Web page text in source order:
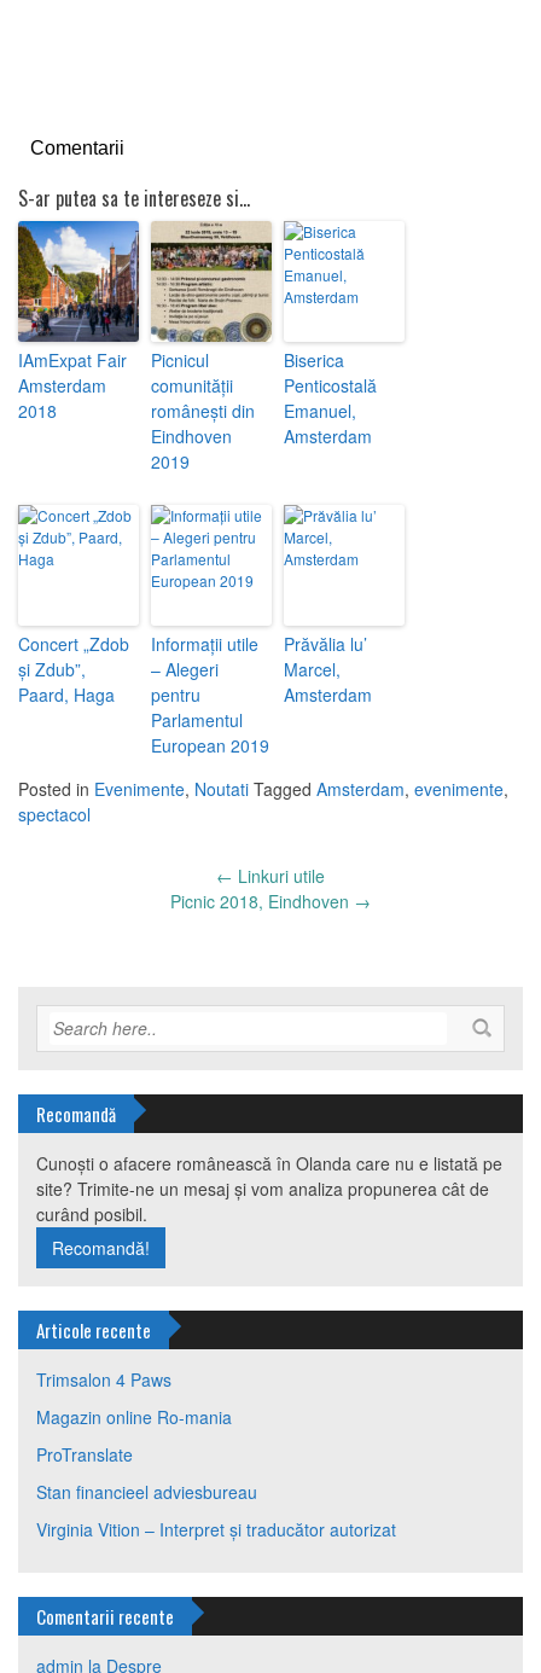
Comentarii
S-ar putea sa te intereseze si...
IAmExpat Fair
Amsterdam
2018
Picnicul
comunității
românești din
Eindhoven
2019
Biserica
Penticostală
Emanuel,
Amsterdam
Concert „Zdob
și Zdub”,
Paard, Haga
Informații utile
– Alegeri
pentru
Parlamentul
European 2019
Prăvălia lu’
Marcel,
Amsterdam
Posted in Evenimente, Noutati Tagged Amsterdam, evenimente,
spectacol
← Linkuri utile
Picnic 2018, Eindhoven →
Recomandă
Cunoști o afacere românească în Olanda care nu e listată pe
site? Trimite-ne un mesaj și vom analiza propunerea cât de
curând posibil.
Recomandă!
Articole recente
Trimsalon 4 Paws
Magazin online Ro-mania
ProTranslate
Stan financieel adviesbureau
Virginia Vition – Interpret și traducător autorizat
Comentarii recente
admin la Despre